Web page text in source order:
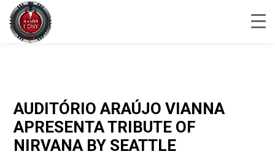
AUDITÓRIO ARAÚJO VIANNA
APRESENTA TRIBUTE OF
NIRVANA BY SEATTLE